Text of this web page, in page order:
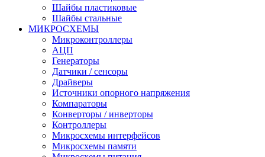
Шайбы пластиковые
Шайбы стальные
МИКРОСХЕМЫ
Микроконтроллеры
АЦП
Генераторы
Датчики / сенсоры
Драйверы
Источники опорного напряжения
Компараторы
Конверторы / инверторы
Контроллеры
Микросхемы интерфейсов
Микросхемы памяти